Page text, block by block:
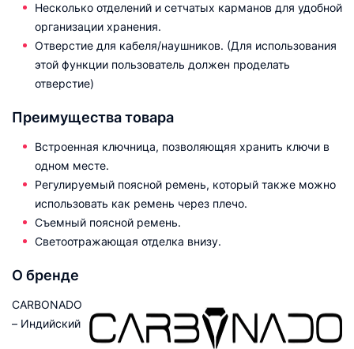
Несколько отделений и сетчатых карманов для удобной
организации хранения.
Отверстие для кабеля/наушников. (Для использования
этой функции пользователь должен проделать
отверстие)
Преимущества товара
Встроенная ключница, позволяющяя хранить ключи в
одном месте.
Регулируемый поясной ремень, который также можно
использовать как ремень через плечо.
Съемный поясной ремень.
Светоотражающая отделка внизу.
О бренде
CARBONADO
– Индийский